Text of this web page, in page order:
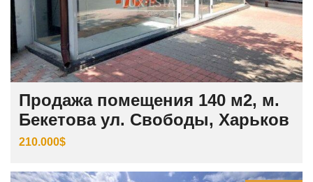
Продажа помещения 140 м2, м.
Бекетова ул. Свободы, Харьков
210.000$